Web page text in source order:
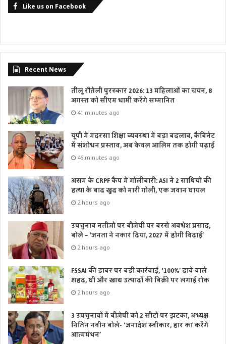
Like us on Facebook
Recent News
तीलू रौतेली पुरस्कार 2026: 13 महिलाओं का चयन, 8
अगस्त को सीएम धामी करेंगे सम्मानित
41 minutes ago
यूपी में मदरसा शिक्षा व्यवस्था में बड़ा बदलाव, कैबिनेट
में संशोधन प्रस्ताव, अब केवल आलिम तक होगी पढ़ाई
46 minutes ago
असम के CRPF कैंप में गोलीबारी: ASI ने 2 साथियों की
हत्या के बाद खुद को मारी गोली, एक जवान घायल
2 hours ago
उपचुनाव नतीजों पर बीजेपी पर बरसे अवधेश प्रसाद,
बोले – ‘जनता ने नकार दिया, 2027 में होगी विदाई’
2 hours ago
FSSAI की डाबर पर बड़ी कार्रवाई, ‘100%’ दावे वाले
शहद, घी और खाद्य उत्पादों की बिक्री पर लगाई रोक
2 hours ago
3 उपचुनावों में बीजेपी को 2 सीटों पर झटका, अध्यक्ष
नितिन नवीन बोले- ‘जनादेश स्वीकार, हार का करेंगे
आत्ममंथन’